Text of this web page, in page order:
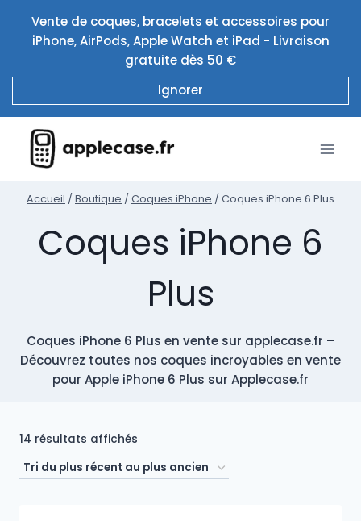
contenu
Vente de coques, bracelets et accessoires pour
iPhone, AirPods, Apple Watch et iPad - Livraison
gratuite dès 50 €
Ignorer
Accueil / Boutique / Coques iPhone / Coques iPhone 6 Plus
Coques iPhone 6
Plus
Coques iPhone 6 Plus en vente sur applecase.fr –
Découvrez toutes nos coques incroyables en vente
pour Apple iPhone 6 Plus sur Applecase.fr
14 résultats affichés
du